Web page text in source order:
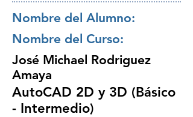
Nombre del Alumno:
Nombre del Curso:
José Michael Rodriguez
Amaya
AutoCAD 2D y 3D (Básico
- Intermedio)